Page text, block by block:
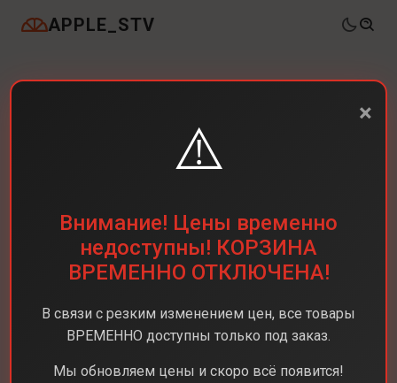
APPLE_STV
×
⚠️
Внимание! Цены временно
недоступны! КОРЗИНА
ВРЕМЕННО ОТКЛЮЧЕНА!
В связи с резким изменением цен, все товары
ВРЕМЕННО доступны только под заказ.
Мы обновляем цены и скоро всё появится!